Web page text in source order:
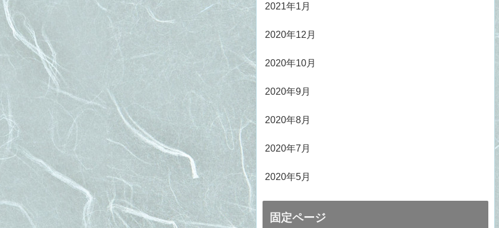
2021年1月
2020年12月
2020年10月
2020年9月
2020年8月
2020年7月
2020年5月
固定ページ